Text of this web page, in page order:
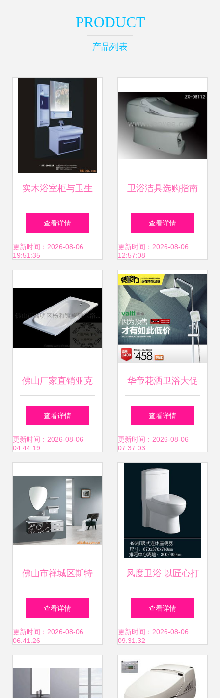
PRODUCT
产品列表
实木浴室柜与卫生
洁具 打造高品质卫
浴空间的核心选择
查看详情
更新时间：2026-08-06
19:51:35
卫浴洁具选购指南
打造舒适与品质并
存的卫浴空间
查看详情
更新时间：2026-08-06
12:57:08
佛山厂家直销亚克
力浴缸GS-308 出
口热销的嵌入型洁
查看详情
更新时间：2026-08-06
04:44:19
华帝花洒卫浴大促
纯净水流，滋养每
一寸肌肤的健康之
选
查看详情
更新时间：2026-08-06
07:37:03
佛山市禅城区斯特
加威卫浴洁具厂 专
业浴室柜与个人卫
查看详情
更新时间：2026-08-06
06:41:26
风度卫浴 以匠心打
造舒适卫浴空间
查看详情
更新时间：2026-08-06
09:31:32